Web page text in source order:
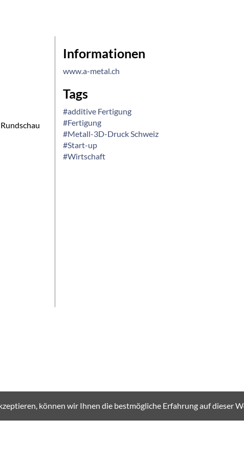
Informationen
www.a-metal.ch
Tags
#additive Fertigung
#Fertigung
#Metall-3D-Druck Schweiz
#Start-up
#Wirtschaft
können wir Ihnen die bestmögliche Erfahrung auf dieser